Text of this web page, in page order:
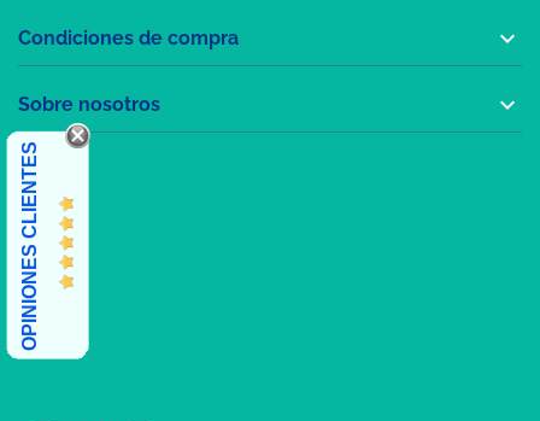
Condiciones de compra 
Sobre nosotros 
OPINIONES CLIENTES